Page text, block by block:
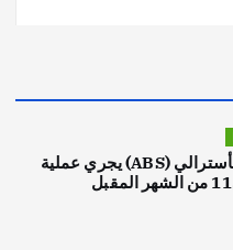
بلعبة كمال الاجسام
مكتب الإحصاءات الأسترالي (ABS) يجري عملية